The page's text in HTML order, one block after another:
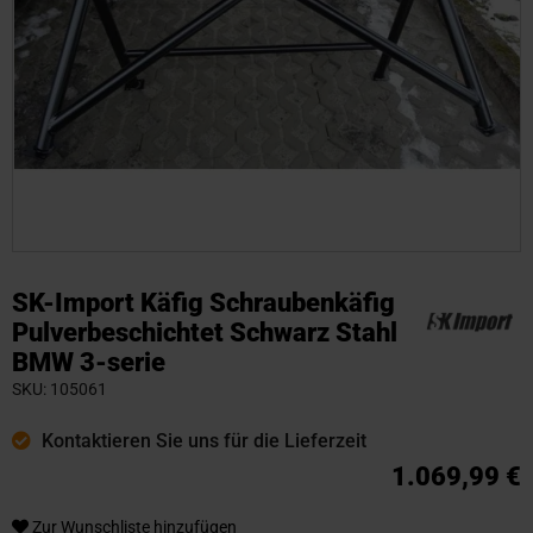
SK-Import Käfig Schraubenkäfig
Pulverbeschichtet Schwarz Stahl
BMW 3-serie
SKU 105061
Kontaktieren Sie uns für die Lieferzeit
1.069,99 €
Zur Wunschliste hinzufügen
Anfang
der
Bildgalerie
springen